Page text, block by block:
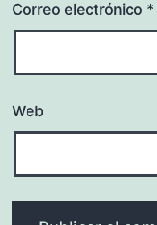
Correo electrónico *
Web